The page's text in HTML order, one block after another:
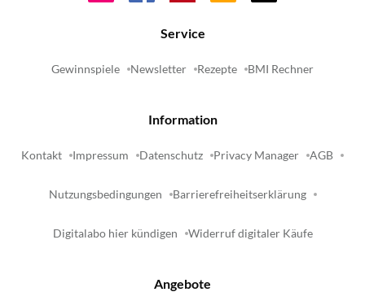
Service
Gewinnspiele Newsletter Rezepte BMI Rechner
Information
Kontakt Impressum Datenschutz Privacy Manager AGB
Nutzungsbedingungen Barrierefreiheitserklärung
Digitalabo hier kündigen Widerruf digitaler Käufe
Angebote